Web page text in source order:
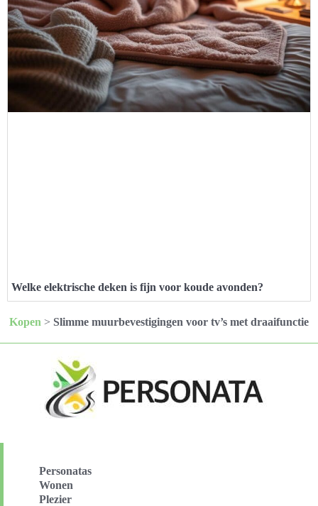
Welke elektrische deken is fijn voor koude avonden?
Kopen > Slimme muurbevestigingen voor tv’s met draaifunctie
Personatas
Wonen
Plezier